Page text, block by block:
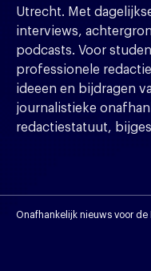
Utrecht. Met
interviews,
podcasts. Voor
professionele
ideeen en bijdragen
journalistieke
redactiestatuut,
Onafhankelijk nieuws voor de